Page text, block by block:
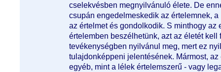
cselekvésben megnyilvánuló élete. De
csupán engedelmeskedik az értelemnek,
az értelmet és gondolkodik. S minthogy az
értelemben beszélhetünk, azt az életét
tevékenységben nyilvánul meg, mert ez
tulajdonképpeni jelentésének. Mármost,
egyéb, mint a lélek értelemszerű - vagy